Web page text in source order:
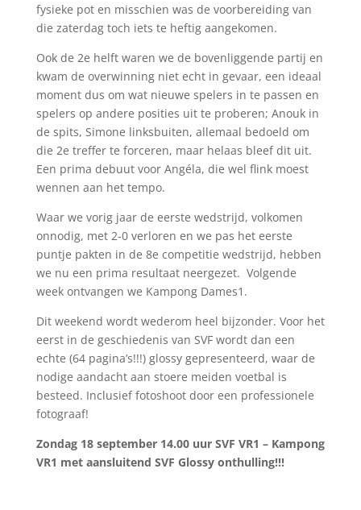
fysieke pot en misschien was de voorbereiding van
die zaterdag toch iets te heftig aangekomen.
Ook de 2e helft waren we de bovenliggende partij en
kwam de overwinning niet echt in gevaar, een ideaal
moment dus om wat nieuwe spelers in te passen en
spelers op andere posities uit te proberen; Anouk in
de spits, Simone linksbuiten, allemaal bedoeld om
die 2e treffer te forceren, maar helaas bleef dit uit.
Een prima debuut voor Angéla, die wel flink moest
wennen aan het tempo.
Waar we vorig jaar de eerste wedstrijd, volkomen
onnodig, met 2-0 verloren en we pas het eerste
puntje pakten in de 8e competitie wedstrijd, hebben
we nu een prima resultaat neergezet. Volgende
week ontvangen we Kampong Dames1.
Dit weekend wordt wederom heel bijzonder. Voor het
eerst in de geschiedenis van SVF wordt dan een
echte (64 pagina’s!!!) glossy gepresenteerd, waar de
nodige aandacht aan stoere meiden voetbal is
besteed. Inclusief fotoshoot door een professionele
fotograaf!
Zondag 18 september 14.00 uur SVF VR1 – Kampong
VR1 met aansluitend SVF Glossy onthulling!!!